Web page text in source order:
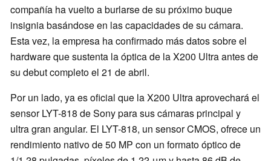
compañía ha vuelto a burlarse de su próximo buque
insignia basándose en las capacidades de su cámara.
Esta vez, la empresa ha confirmado más datos sobre el
hardware que sustenta la óptica de la X200 Ultra antes de
su debut completo el 21 de abril.
Por un lado, ya es oficial que la X200 Ultra aprovechará el
sensor LYT-818 de Sony para sus cámaras principal y
ultra gran angular. El LYT-818, un sensor CMOS, ofrece un
rendimiento nativo de 50 MP con un formato óptico de